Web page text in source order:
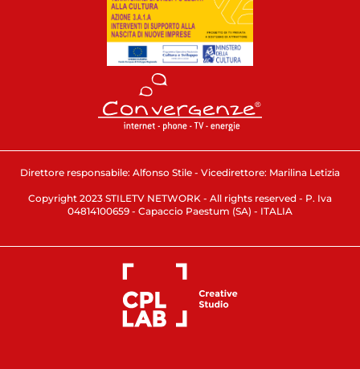
Direttore responsabile: Alfonso Stile - Vicedirettore: Marilina Letizia
Copyright 2023 STILETV NETWORK - All rights reserved - P. Iva
04814100659 - Capaccio Paestum (SA) - ITALIA